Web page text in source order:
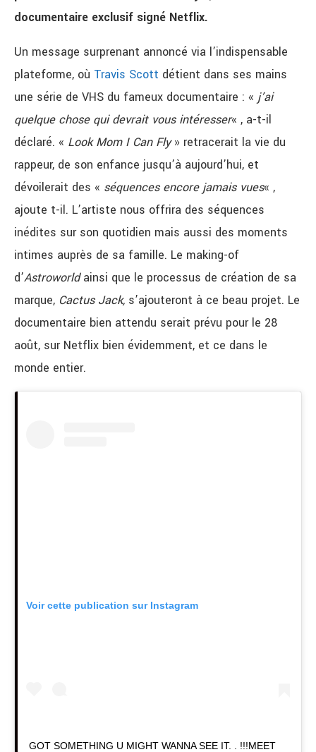
documentaire exclusif signé Netflix.
Un message surprenant annoncé via l’indispensable
plateforme, où Travis Scott détient dans ses mains
une série de VHS du fameux documentaire : « j’ai
quelque chose qui devrait vous intéresser« , a-t-il
déclaré. « Look Mom I Can Fly» retracerait la vie du
rappeur, de son enfance jusqu’à aujourd’hui, et
dévoilerait des « séquences encore jamais vues« ,
ajoute t-il. L’artiste nous offrira des séquences
inédites sur son quotidien mais aussi des moments
intimes auprès de sa famille. Le making-of
d’Astroworldainsi que le processus de création de sa
marque, Cactus Jack, s’ajouteront à ce beau projet. Le
documentaire bien attendu serait prévu pour le 28
août, sur Netflix bien évidemment, et ce dans le
monde entier.
Voir cette publication sur Instagram
GOT SOMETHING U MIGHT WANNA SEE IT. . !!!MEET